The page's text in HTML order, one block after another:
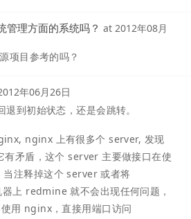
管理方面的系统吗？ at 2012年08月
项目参考的吗？
年06月26日
退到初始状态，还是会跳转。
nginx 上有很多个 server, 发现
矛盾，这个 server 主要做接口在使
注释掉这个 server 或者将
上 redmine 就不会出现任何问题，
用 nginx，直接用端口访问